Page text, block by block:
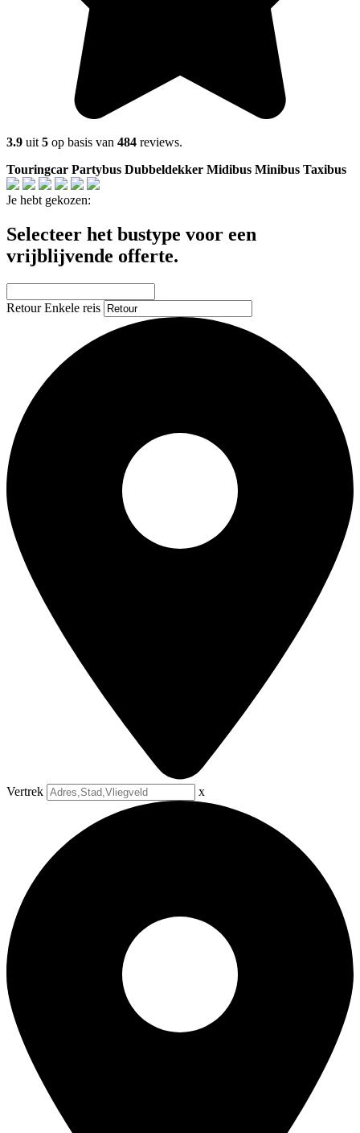
3.9 uit 5 op basis van 484 reviews.
Touringcar Partybus Dubbeldekker Midibus Minibus Taxibus
Je hebt gekozen:
Selecteer het bustype voor een
vrijblijvende offerte.
RetourEnkele reis
Vertrek x